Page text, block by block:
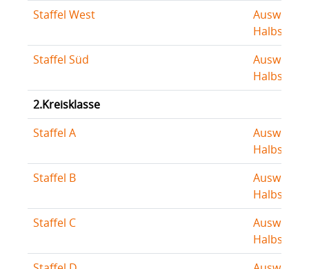
Staffel West
Halbserie
Staffel Süd
Halbserie
2.Kreisklasse
Staffel A
Halbserie
Staffel B
Halbserie
Staffel C
Halbserie